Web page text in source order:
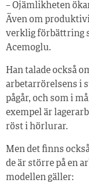
– Ojämlikheten
Även om
verklig förbättring
Acemoglu.
Han talade också
arbetarrörelsens i
pågår, och som i
exempel är
röst i hörlurar.
Men det finns
de är större på en
modellen gäller: